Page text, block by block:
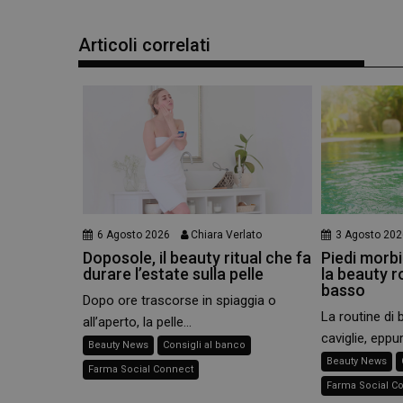
Articoli correlati
6 Agosto 2026 Chiara Verlato
Doposole, il beauty ritual che fa
durare l’estate sulla pelle
Dopo ore trascorse in spiaggia o
all’aperto, la pelle...
Beauty News Consigli al banco
Farma Social Connect
3 Agosto
Piedi
la beauty
basso
La routine di
caviglie,
Beauty News
Farma Social
_ga_YJ0035S3E9